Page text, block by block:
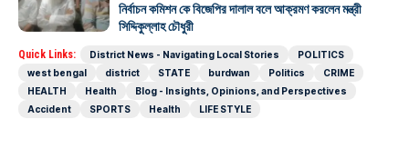
নির্বাচন কমিশন কে বিজেপির দালাল বলে আক্রমণ করলেন মন্ত্রী
সিদ্দিকুল্লাহ চৌধুরী
Quick Links: District News - Navigating Local Stories
POLITICS
west bengal
district STATE burdwan Politics
CRIME
HEALTH
Health
Blog - Insights, Opinions, and Perspectives
Accident
SPORTS Health LIFE STYLE